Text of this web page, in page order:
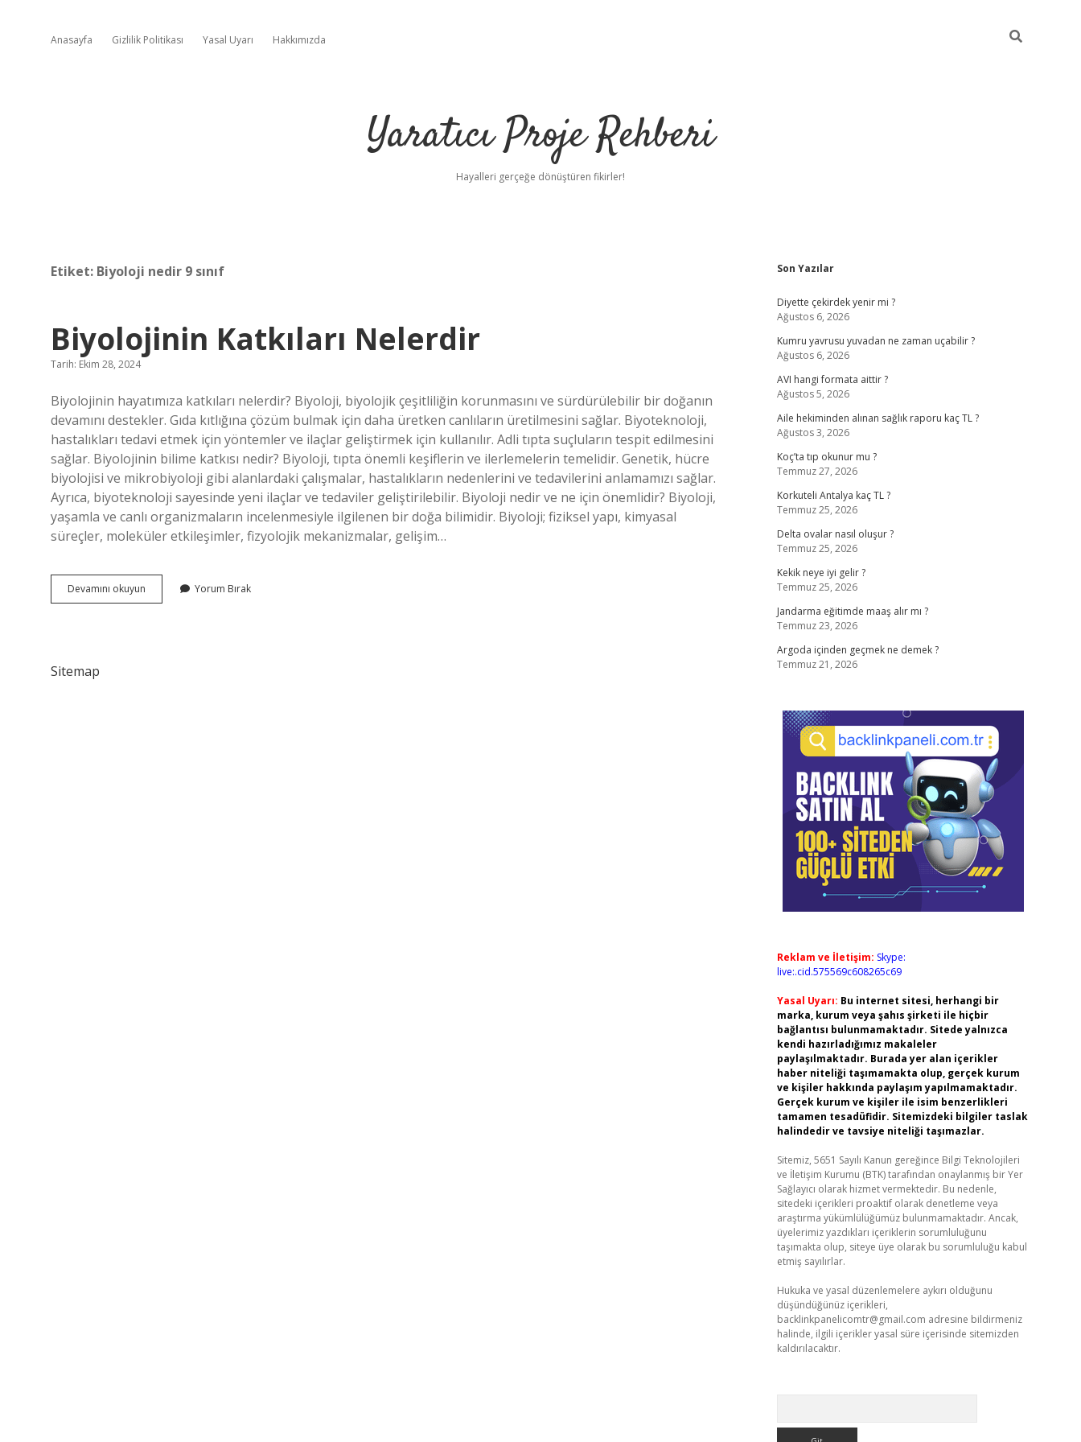
Anasayfa Gizlilik Politikası Yasal Uyarı Hakkımızda
Yaratıcı Proje Rehberi
Hayalleri gerçeğe dönüştüren fikirler!
Etiket: Biyoloji nedir 9 sınıf
Biyolojinin Katkıları Nelerdir
Tarih: Ekim 28, 2024
Biyolojinin hayatımıza katkıları nelerdir? Biyoloji, biyolojik çeşitliliğin korunmasını ve sürdürülebilir bir doğanın
devamını destekler. Gıda kıtlığına çözüm bulmak için daha üretken canlıların üretilmesini sağlar. Biyoteknoloji,
hastalıkları tedavi etmek için yöntemler ve ilaçlar geliştirmek için kullanılır. Adli tıpta suçluların tespit edilmesini
sağlar. Biyolojinin bilime katkısı nedir? Biyoloji, tıpta önemli keşiflerin ve ilerlemelerin temelidir. Genetik, hücre
biyolojisi ve mikrobiyoloji gibi alanlardaki çalışmalar, hastalıkların nedenlerini ve tedavilerini anlamamızı sağlar.
Ayrıca, biyoteknoloji sayesinde yeni ilaçlar ve tedaviler geliştirilebilir. Biyoloji nedir ve ne için önemlidir? Biyoloji,
yaşamla ve canlı organizmaların incelenmesiyle ilgilenen bir doğa bilimidir. Biyoloji; fiziksel yapı, kimyasal
süreçler, moleküler etkileşimler, fizyolojik mekanizmalar, gelişim…
Devamını okuyun Biyolojinin
Katkıları
Yorum Bırak
Sitemap
Sidebar
Son Yazılar
Diyette çekirdek yenir mi ?
Ağustos 6, 2026
Kumru yavrusu yuvadan ne zaman uçabilir ?
Ağustos 6, 2026
AVI hangi formata aittir ?
Ağustos 5, 2026
Aile hekiminden alınan sağlık raporu kaç TL ?
Ağustos 3, 2026
Koç’ta tıp okunur mu ?
Temmuz 27, 2026
Korkuteli Antalya kaç TL ?
Temmuz 25, 2026
Delta ovalar nasıl oluşur ?
Temmuz 25, 2026
Kekik neye iyi gelir ?
Temmuz 25, 2026
Jandarma eğitimde maaş alır mı ?
Temmuz 23, 2026
Argoda içinden geçmek ne demek ?
Temmuz 21, 2026
Reklam ve İletişim: Skype:
live:.cid.575569c608265c69
Yasal Uyarı: Bu internet sitesi, herhangi bir
marka, kurum veya şahıs şirketi ile hiçbir
bağlantısı bulunmamaktadır. Sitede yalnızca
kendi hazırladığımız makaleler
paylaşılmaktadır. Burada yer alan içerikler
haber niteliği taşımamakta olup, gerçek kurum
ve kişiler hakkında paylaşım yapılmamaktadır.
Gerçek kurum ve kişiler ile isim benzerlikleri
tamamen tesadüfidir. Sitemizdeki bilgiler taslak
halindedir ve tavsiye niteliği taşımazlar.
Sitemiz, 5651 Sayılı Kanun gereğince Bilgi Teknolojileri
ve İletişim Kurumu (BTK) tarafından onaylanmış bir Yer
Sağlayıcı olarak hizmet vermektedir. Bu nedenle,
sitedeki içerikleri proaktif olarak denetleme veya
araştırma yükümlülüğümüz bulunmamaktadır. Ancak,
üyelerimiz yazdıkları içeriklerin sorumluluğunu
taşımakta olup, siteye üye olarak bu sorumluluğu kabul
etmiş sayılırlar.
Hukuka ve yasal düzenlemelere aykırı olduğunu
düşündüğünüz içerikleri,
backlinkpanelicomtr@gmail.com adresine bildirmeniz
halinde, ilgili içerikler yasal süre içerisinde sitemizden
kaldırılacaktır.